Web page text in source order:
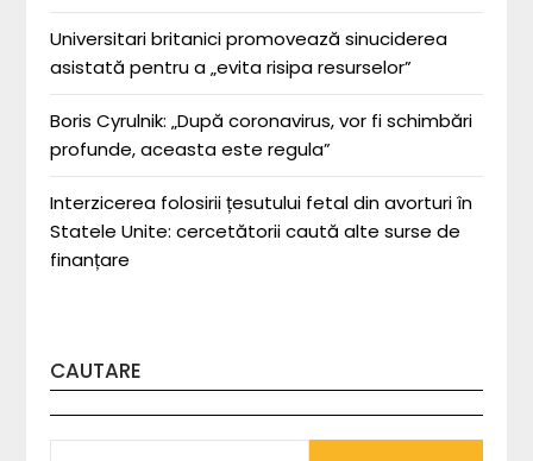
Universitari britanici promovează sinuciderea
asistată pentru a „evita risipa resurselor”
Boris Cyrulnik: „După coronavirus, vor fi schimbări
profunde, aceasta este regula”
Interzicerea folosirii țesutului fetal din avorturi în
Statele Unite: cercetătorii caută alte surse de
finanțare
CAUTARE